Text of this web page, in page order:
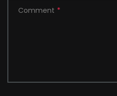
Comment *